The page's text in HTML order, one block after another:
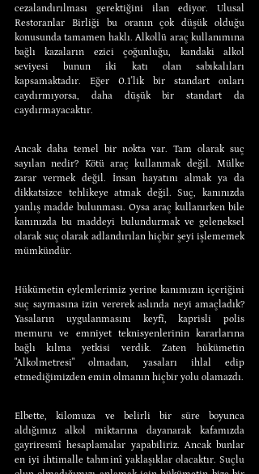
cezalandırılması gerektiğini ilan ediyor. Ulusal
Restoranlar Birliği bu oranın çok düşük olduğu
konusunda tamamen haklı. Alkollü araç kullanımına
bağlı kazaların ezici çoğunluğu, kandaki alkol
seviyesi bunun iki katı olan sabıkalıları
kapsamaktadır. Eğer 0.1'lik bir standart onları
caydırmıyorsa, daha düşük bir standart da
caydırmayacaktır.
Ancak daha temel bir nokta var. Tam olarak suç
sayılan nedir? Kötü araç kullanmak değil. Mülke
zarar vermek değil. İnsan hayatını almak ya da
dikkatsizce tehlikeye atmak değil. Suç, kanınızda
yanlış madde bulunması. Oysa araç kullanırken bile
kanınızda bu maddeyi bulundurmak ve geleneksel
olarak suç olarak adlandırılan hiçbir şeyi işlememek
mümkündür.
Hükümetin eylemlerimiz yerine kanımızın içeriğini
suç saymasına izin vererek aslında neyi amaçladık?
Yasaların uygulanmasını keyfî, kaprisli polis
memuru ve emniyet teknisyenlerinin kararlarına
bağlı kılma yetkisi verdik. Zaten hükümetin
"Alkolmetresi" olmadan, yasaları ihlal edip
etmediğimizden emin olmanın hiçbir yolu olamazdı.
Elbette, kilomuza ve belirli bir süre boyunca
aldığımız alkol miktarına dayanarak kafamızda
gayriresmî hesaplamalar yapabiliriz. Ancak bunlar
en iyi ihtimalle tahminî yaklaşıklar olacaktır. Suçlu